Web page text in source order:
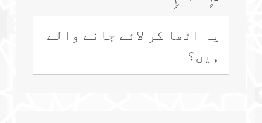
یہ اٹھا کر لائے جانے والے
ہیں؟